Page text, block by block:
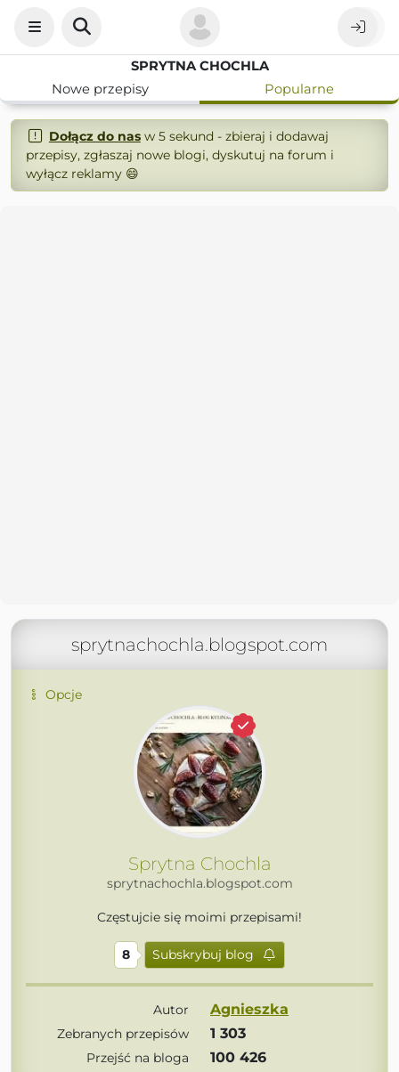
SPRYTNA CHOCHLA
Nowe przepisy
Popularne
Dołącz do nasw 5 sekund - zbieraj i dodawaj
przepisy, zgłaszaj nowe blogi, dyskutuj na forum i
wyłącz reklamy 😄
sprytnachochla.blogspot.com
Opcje
Sprytna Chochla
sprytnachochla.blogspot.com
Częstujcie się moimi przepisami!
8 Subskrybuj blog
Autor Agnieszka
Zebranych przepisów 1 303
Przejść na bloga 100 426